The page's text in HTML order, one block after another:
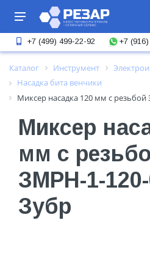
+7 (499) 499-22-92 +7
Каталог Инструмент
Насадка бита венчики
Миксер насадка 120 мм с
Миксер
мм с
ЗМРН-1-
Зубр